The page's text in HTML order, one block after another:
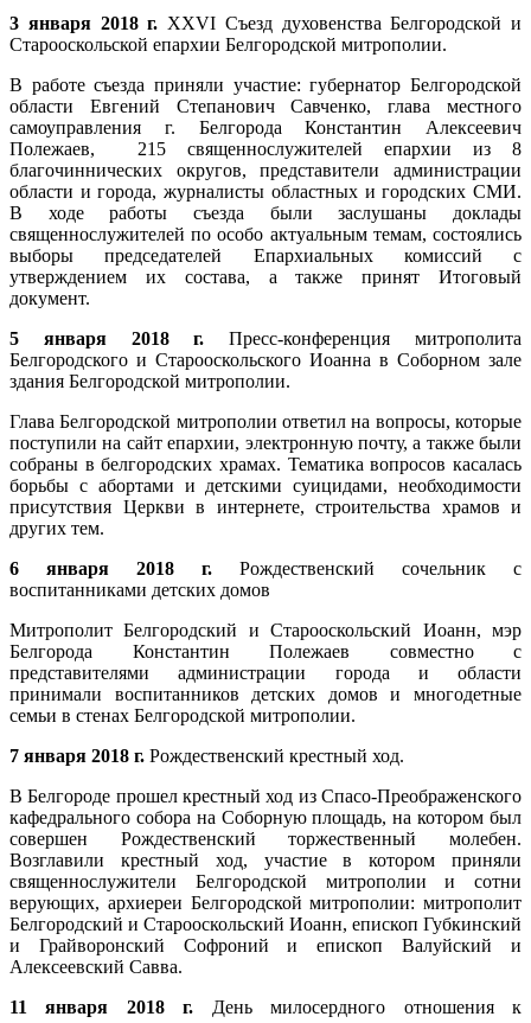
3 января 2018 г. XXVI Съезд духовенства Белгородской и
Старооскольской епархии Белгородской митрополии.
В работе съезда приняли участие: губернатор Белгородской
области Евгений Степанович Савченко, глава местного
самоуправления г. Белгорода Константин Алексеевич
Полежаев, 215 священнослужителей епархии из 8
благочиннических округов, представители администрации
области и города, журналисты областных и городских СМИ.
В ходе работы съезда были заслушаны доклады
священнослужителей по особо актуальным темам, состоялись
выборы председателей Епархиальных комиссий с
утверждением их состава, а также принят Итоговый
документ.
5 января 2018 г. Пресс-конференция митрополита
Белгородского и Старооскольского Иоанна в Соборном зале
здания Белгородской митрополии.
Глава Белгородской митрополии ответил на вопросы, которые
поступили на сайт епархии, электронную почту, а также были
собраны в белгородских храмах. Тематика вопросов касалась
борьбы с абортами и детскими суицидами, необходимости
присутствия Церкви в интернете, строительства храмов и
других тем.
6 января 2018 г. Рождественский сочельник с
воспитанниками детских домов
Митрополит Белгородский и Старооскольский Иоанн, мэр
Белгорода Константин Полежаев совместно с
представителями администрации города и области
принимали воспитанников детских домов и многодетные
семьи в стенах Белгородской митрополии.
7 января 2018 г. Рождественский крестный ход.
В Белгороде прошел крестный ход из Спасо-Преображенского
кафедрального собора на Соборную площадь, на котором был
совершен Рождественский торжественный молебен.
Возглавили крестный ход, участие в котором приняли
священнослужители Белгородской митрополии и сотни
верующих, архиереи Белгородской митрополии: митрополит
Белгородский и Старооскольский Иоанн, епископ Губкинский
и Грайворонский Софроний и епископ Валуйский и
Алексеевский Савва.
11 января 2018 г. День милосердного отношения к